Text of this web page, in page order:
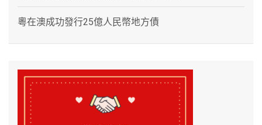
粵在澳成功發行25億人民幣地方債